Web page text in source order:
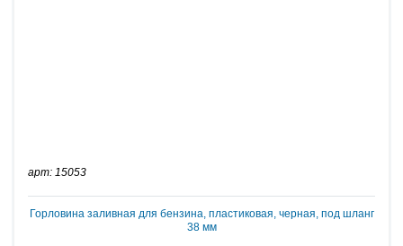
арт: 15053
Горловина заливная для бензина, пластиковая, черная, под шланг
38 мм